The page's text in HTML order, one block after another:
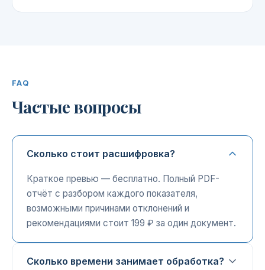
FAQ
Частые вопросы
Сколько стоит расшифровка?
Краткое превью — бесплатно. Полный PDF-
отчёт с разбором каждого показателя,
возможными причинами отклонений и
рекомендациями стоит 199 ₽ за один документ.
Сколько времени занимает обработка?